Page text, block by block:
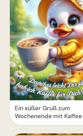
Ein süßer Gruß zum
Wochenende mit Kaffee